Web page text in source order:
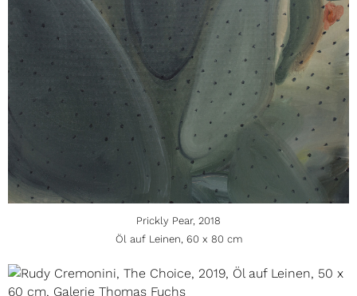
Prickly Pear, 2018
Öl auf Leinen, 60 x 80 cm